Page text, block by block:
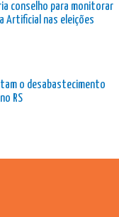
conselho para monitorar
Artificial nas eleições
o desabastecimento
RS